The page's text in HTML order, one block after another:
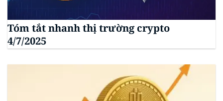
Tóm tắt nhanh thị trường crypto
4/7/2025